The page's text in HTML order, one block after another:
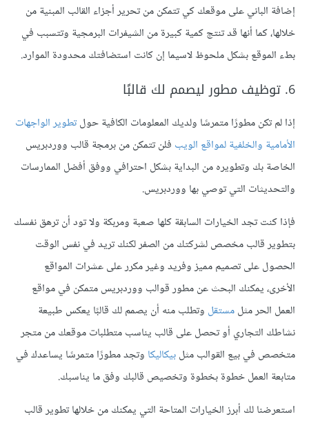
إضافة الباني على موقعك كي تتمكن من تحرير أجزاء القالب المبنية من
خلالها، كما أنها قد تنتج كمية كبيرة من الشيفرات البرمجية وتتسبب في
بطء الموقع بشكل ملحوظ لاسيما إن كانت استضافتك محدودة الموارد.
6. توظيف مطور ليصمم لك قالبًا
إذا لم تكن مطورًا متمرسًا ولديك المعلومات الكافية حولتطوير الواجهات
الأمامية والخلفية لمواقع الويب فلن تتمكن من برمجة قالب ووردبريس
الخاصة بك وتطويره من البداية بشكل احترافي ووفق أفضل الممارسات
والتحديثات التي توصي بها ووردبريس.
فإذا كنت تجد الخيارات السابقة كلها صعبة ومربكة ولا تود أن ترهق نفسك
بتطوير قالب مخصص لشركتك من الصفر لكنك تريد في نفس الوقت
الحصول على تصميم مميز وفريد وغير مكرر على عشرات المواقع
الأخرى، يمكنك البحث عن مطور قوالب ووردبريس متمكن في مواقع
العمل الحر مثلمستقل وتطلب منه أن يصمم لك قالبًا يعكس طبيعة
نشاطك التجاري أو تحصل على قالب يناسب متطلبات موقعك من متجر
متخصص في بيع القوالب مثلبيكاليكا وتجد مطورًا متمرسًا يساعدك في
متابعة العمل خطوة بخطوة وتخصيص قالبك وفق ما يناسبك.
استعرضنا لك أبرز الخيارات المتاحة التي يمكنك من خلالها تطوير قالب